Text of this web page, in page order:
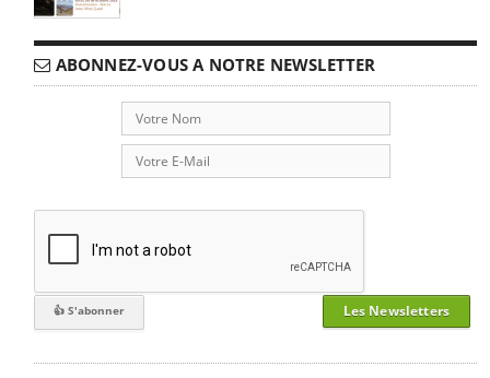
ABONNEZ-VOUS A NOTRE NEWSLETTER
Les Newsletters